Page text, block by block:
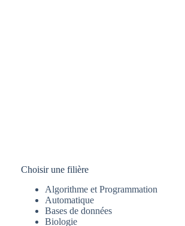
Choisir une filière
Algorithme et Programmation
Automatique
Bases de données
Biologie